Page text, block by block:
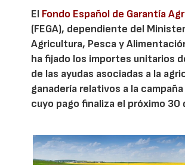
El Fondo Español de Garantía
(FEGA), dependiente del
Agricultura, Pesca y
ha fijado los importes unitarios
de las ayudas asociadas a la
ganadería relativos a la
cuyo pago finaliza el próximo 30